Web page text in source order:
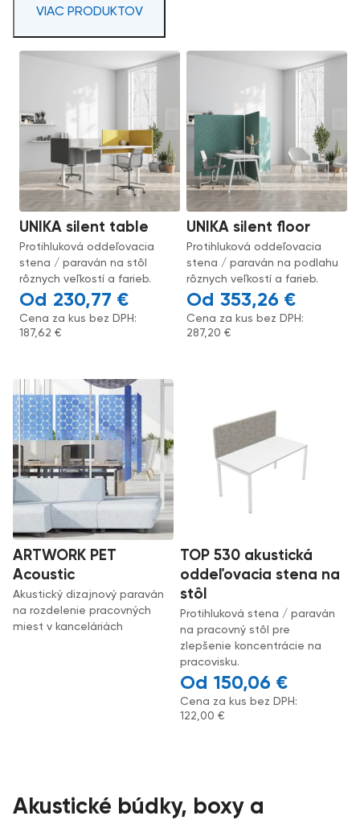
VIAC PRODUKTOV
UNIKA silent table
Protihluková oddeľovacia
stena / paraván na stôl
rôznych veľkostí a farieb.
230,77 €
Cena za kus bez DPH:
187,62€
UNIKA silent floor
Protihluková oddeľovacia
stena / paraván na podlahu
rôznych veľkostí a farieb.
353,26 €
Cena za kus bez DPH:
287,20€
ARTWORK PET
Acoustic
Akustický dizajnový paraván
na rozdelenie pracovných
miest v kanceláriách
TOP 530 akustická
oddeľovacia stena na
stôl
Protihluková stena / paraván
na pracovný stôl pre
zlepšenie koncentrácie na
pracovisku.
150,06 €
Cena za kus bez DPH:
122,00 €
Akustické búdky, boxy a